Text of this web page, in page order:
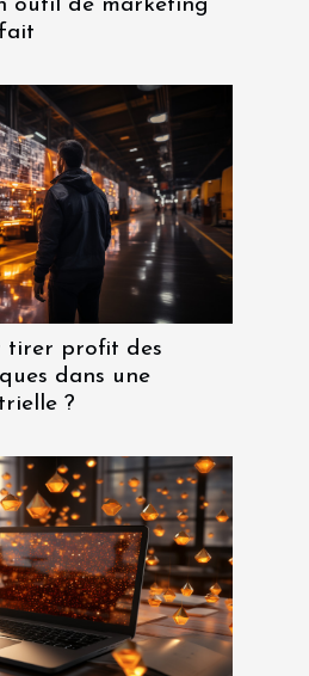
outil de marketing
tirer profit des
dans une
?